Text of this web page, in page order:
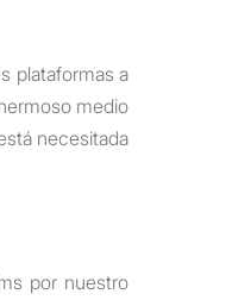
plataformas a
medio
necesitada
por nuestro